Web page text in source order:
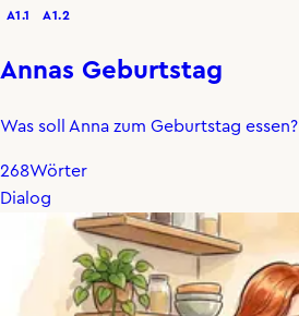
A1.1 A1.2
Annas Geburtstag
Was soll Anna zum Geburtstag essen?
268Wörter
Dialog